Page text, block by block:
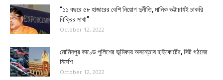
“১১ বছরে ৫৮ হাজারের বেশি নিয়োগ দুর্নীতি, মানিক ভট্টাচার্যই চাকরি
বিক্রির মাথা”
October 12, 2022
মোমিনপুর কাণ্ডে পুলিশের ভূমিকায় অসন্তোষ হাইকোর্টের, সিট গঠনের
নির্দেশ
October 12, 2022